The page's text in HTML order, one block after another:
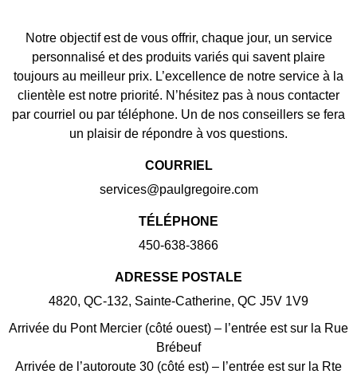
Notre objectif est de vous offrir, chaque jour, un service
personnalisé et des produits variés qui savent plaire
toujours au meilleur prix. L’excellence de notre service à la
clientèle est notre priorité. N’hésitez pas à nous contacter
par courriel ou par téléphone. Un de nos conseillers se fera
un plaisir de répondre à vos questions.
COURRIEL
services@paulgregoire.com
TÉLÉPHONE
450-638-3866
ADRESSE POSTALE
4820, QC-132, Sainte-Catherine, QC J5V 1V9
Arrivée du Pont Mercier (côté ouest) – l’entrée est sur la Rue
Brébeuf
Arrivée de l’autoroute 30 (côté est) – l’entrée est sur la Rte